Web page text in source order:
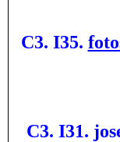
C3. I35.
C3. I31.